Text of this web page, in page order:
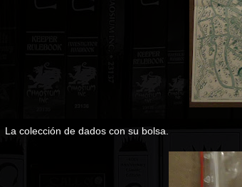
La colección de dados con su bolsa.